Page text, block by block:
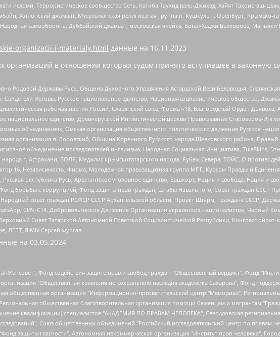
исломи, Террористическое сообщество Сеть, Катиба Таухид валь-Джихад, Хайят Тахрир аш-
Хатлонский джамаат, Мусульманская религиозная группа п. Кушкуль г. Оренбург, Крымско-
самооборона, Дуббайский джамаат, московская ячейка, Батал-Хаджи Белхороев,
organizacii-i-materialy.html данные на 16.11.2023
в отношении которых судом принято вступившее в законную
Родовой Державы Русь, Община Духовного Управления Асгардской Веси Беловодья,
Иеговы, Русское национальное единство, Национал-социалистическое общество,
рабочая партия России, Славянский союз, Формат-18, Благородный Орден
национальное единство, Древнерусской Инглистической церкви Православных Староверов-
объединениях, Омская организация общественного политического движения Русское
организация п. Боровский, Община Коренного Русского народа Щелковского района,
объединение последователей инглиизма, Народная Социальная Инициатива, TulaSkins,
г. Астрахани, ВОЛЯ, Меджлис крымскотатарского народа, Рубеж Севера, ТОЙС, О
16, Независимость, Фирма, Молодежная правозащитная группа МПГ, Курсом Правды и
республика Русь, Арестантское уголовное единство, Башкорт, Нация и свобода, Нация и
борьбы с коррупцией, Фонд защиты прав граждан, Штабы Навального, Совет граждан СССР
совет граждан РСФСР СССР Архангельской области, Проект Штурм, Граждане СССР,
СИЧ-С14, Добровольческое Движение Организации украинских националистов, Черный
Совет Татарской Автономной Советской Социалистической Республики, Конгресс
ЛГБТ, Я.МЫ Сергей Фургал
на 03.05.2024
Красноярская региональная общественная организация "Мы против СПИДа", Камалягин Денис Николаевич, Маркелов Сергей Евгеньевич, Пономарев Лев Александрович, Савицкая Людмила Алексеевна, Автономная некоммерческая организация "Центр по работе с проблемой насилия "НАСИЛИЮ.НЕТ", Межрегиональный профессиональный союз работников здравоохранения "Альянс врачей", Юридическое лицо, зарегистрированное в Латвийской Республике, SIA "Medusa Project" (регистрационный номер 40103797863, дата регистрации 10.06.2014), Некоммерческая организация "Фонд по борьбе с коррупцией", Автономная некоммерческая организация "Институт права и публичной политики", Баданин Роман Сергеевич, Гликин Максим Александрович, Железнова Мария Михайловна, Лукьянова Юлия Сергеевна, Маетная Елизавета Витальевна, Маняхин Петр Борисович, Чуракова Ольга Владимировна, Ярош Юлия Петровна, Юридическое лицо "The Insider SIA", зарегистрированное в Риге, Латвийская Республика (дата регистрации 26.06.2015), являющееся администратором доменного имени интернет-издания "The Insider SIA", https://theins.ru, Постернак Алексей Евгеньевич, Рубин Михаил Аркадьевич, Анин Роман Александрович, Юридическое лицо Istories fonds, зарегистрированное в Латвийской Республике (регистрационный номер 50008295751, дата регистрации 24.02.2020), Великовский Дмитрий Александрович, Долинина Ирина Николаевна, Мароховская Алеся Алексеевна, Шлейнов Роман Юрьевич, Шмагун Олеся Валентиновна, Общество с ограниченной ответственностью "Альтаир 2021", Общество с ограниченной ответственностью "Вега 2021", Общество с ограниченной ответственностью "Главный редактор 2021", Общество с ограниченной ответственностью "Ромашки монолит", Важенков Артем Валерьевич, Ивановская областная общественная организация "Центр гендерных исследований", Гурман Юрий Альбертович, Медиапроект "ОВД-Инфо", Егоров Владимир Владимирович, Жилинский Владимир Александрович, Общество с ограниченной ответственностью "ЗП", Иванова София Юрьевна, Карезина Инна Павловна, Кильтау Екатерина Викторовна, Петров Алексей Викторович, Пискунов Сергей Евгеньевич, Смирнов Сергей Сергеевич, Тихонов Михаил Сергеевич, Общество с ограниченной ответственностью "ЖУРНАЛИСТ-ИНОСТРАННЫЙ АГЕНТ", Арапова Галина Юрьевна, Вольтская Татьяна Анатольевна, Американская компания "Mason G.E.S. Anonymous Foundation" (США), являющаяся владельцем интернет-издания https://mnews.world/, Компания "Stichting Bellingcat", зарегистрированная в Нидерландах (дата регистрации 11.07.2018), Захаров Андрей Вячеславович, Клепиковская Екатерина Дмитриевна, Общество с ограниченной ответственностью "МЕМО", Перл Роман Александрович, Симонов Евгений Алексеевич, Соловьева Елена Анатольевна, Сотников Даниил Владимирович, Сурначева Елизавета Дмитриевна, Автономная некоммерческая организация по защите прав человека и информированию населения "Якутия – Наше Мнение", Общество с ограниченной ответственностью "Москоу диджитал медиа", с 26.01.2023 Общество с ограниченной ответственностью "Чайка Белые сады", Ветошкина Валерия Валерьевна, Заговора Максим Александрович, Межрегиональное общественное движение "Российская ЛГБТ - сеть", Оленичев Максим Владимирович, Павлов Иван Юрьевич, Скворцова Елена Сергеевна, Общество с ограниченной ответственностью "Как бы инагент", Кочетков Игорь Викторович, Общество с ограниченной ответственностью "Честные выборы", Еланчик Олег Александрович, Общество с ограниченной ответственностью "Нобелевский призыв", Гималова Регина Эмилевна, Григорьев Андрей Валерьевич, Григорьева Алина Александровна, Ассоциация по содействию защите прав призывников, альтернативнослужащих и военнослужащих "Правозащитная группа "Гражданин.Армия.Право", Хисамова Регина Фаритовна, Автономная некоммерческая организация по реализации социально-правовых программ "Лилит", Дальневосточное общественное движение "Маяк", Санкт-Петербургская ЛГБТ-инициативная группа "Выход", Инициативная группа ЛГБТ+ "Реверс", Алексеев Андрей Викторович, Бекбулатова Таисия Львовна, Беляев Иван Михайлович, Владыкина Елена Сергеевна, Гельман Марат Александрович, Никульшина Вероника Юрьевна, Толоконникова Надежда Андреевна, Шендерович Виктор Анатольевич, Общество с ограниченной ответственностью "Данное сообщение", Общество с ограниченной ответственностью Издательский дом "Новая глава",